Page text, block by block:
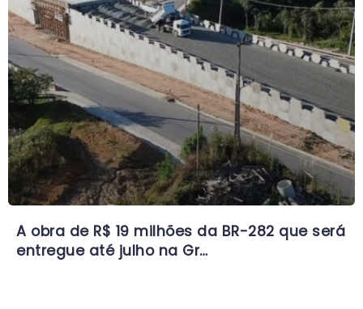
A obra de R$ 19 milhões da BR-282 que será
entregue até julho na Gr…